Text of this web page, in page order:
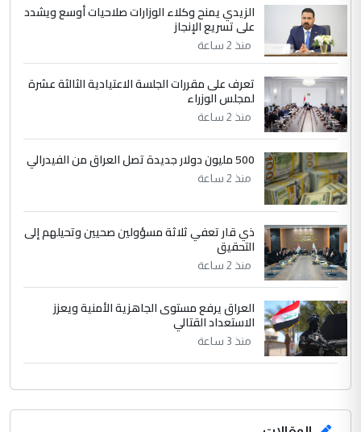
5 حيدر عاشور
التعليق : تحياتي لك استاذ حامدتركان. كلام
دقيق ومسؤول؛ فالاستثمار الحقيقي للإنسان
الموضوع :
بين الإهمال واغتصاب الأرض.. بلاد
الرافدين تعاني الجفاف والتصحر!!
الزيدي يمنح وكلاء الوزارات صلاحيات أوسع ويشدد
على تسريع الإنجاز
منذ 2 ساعة
تعرف على مقررات الجلسة الاعتيادية الثالثة عشرة
لمجلس الوزراء
منذ 2 ساعة
500 مليون دولار جديدة تصل العراق من الفيدرالي
منذ 2 ساعة
ذي قار تعفي ثلاثة مسؤولين صحيين وتحيلهم إلى
التحقيق
منذ 2 ساعة
العراق يرفع مستوى الجاهزية الأمنية ويعزز
الاستعداد القتالي
منذ 3 ساعة